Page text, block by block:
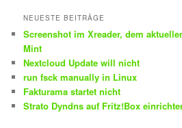
NEUESTE BEITRÄGE
Screenshot im Xreader, dem
Mint
Nextcloud Update will nicht
run fsck manually in Linux
Fakturama startet nicht
Strato Dyndns auf Fritz!Box